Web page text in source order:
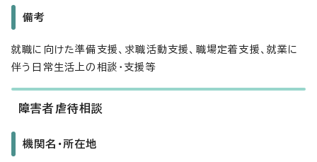
備考
就職に向けた準備支援、求職活動支援、職場定着支援、就業に
伴う日常生活上の相談・支援等
障害者虐待相談
機関名・所在地